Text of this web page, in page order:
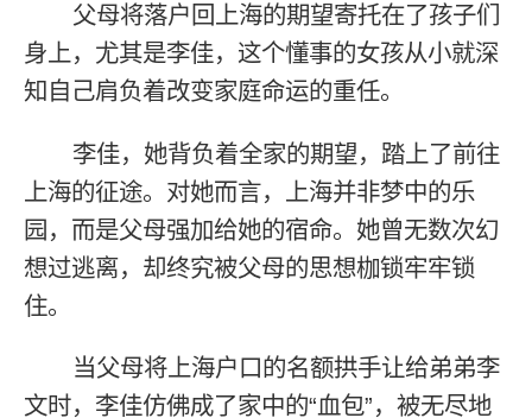
父母将落户回上海的期望寄托在了孩子们
身上，尤其是李佳，这个懂事的女孩从小就深
知自己肩负着改变家庭命运的重任。
李佳，她背负着全家的期望，踏上了前往
上海的征途。对她而言，上海并非梦中的乐
园，而是父母强加给她的宿命。她曾无数次幻
想过逃离，却终究被父母的思想枷锁牢牢锁
住。
当父母将上海户口的名额拱手让给弟弟李
文时，李佳仿佛成了家中的“血包”，被无尽地